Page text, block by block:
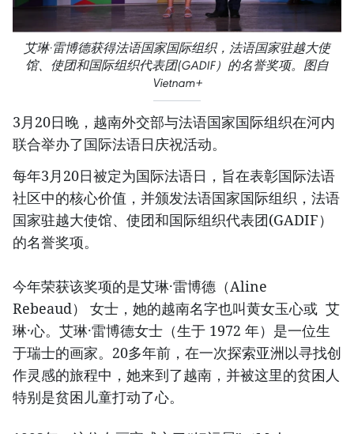
艾琳·雷博德获得法语国家国际组织，法语国家驻越大使
馆、使团和国际组织代表团(GADIF）的名誉奖项。图自
Vietnam+
3月20日晚，越南外交部与法语国家国际组织在河内
联合举办了国际法语日庆祝活动。
每年3月20日被定为国际法语日，旨在表彰国际法语
社区中的核心价值，并颁发法语国家国际组织，法语
国家驻越大使馆、使团和国际组织代表团(GADIF）
的名誉奖项。
今年荣获该奖项的是艾琳·雷博德（Aline
Rebeaud） 女士，她的越南名字也叫黄女玉心或 艾
琳·心。艾琳·雷博德女士（生于 1972 年）是一位生
于瑞士的画家。20多年前，在一次探索亚洲以寻找创
作灵感的旅程中，她来到了越南，并被这里的贫困人
特别是贫困儿童打动了心。